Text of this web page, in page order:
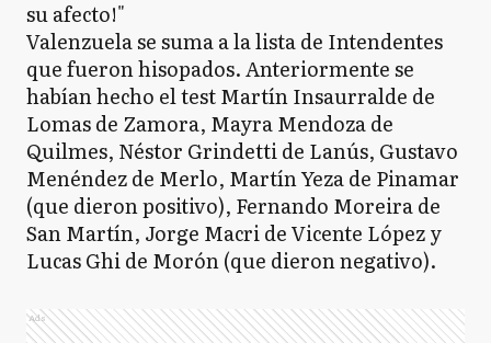
su afecto!"
Valenzuela se suma a la lista de Intendentes
que fueron hisopados. Anteriormente se
habían hecho el test Martín Insaurralde de
Lomas de Zamora, Mayra Mendoza de
Quilmes, Néstor Grindetti de Lanús, Gustavo
Menéndez de Merlo, Martín Yeza de Pinamar
(que dieron positivo), Fernando Moreira de
San Martín, Jorge Macri de Vicente López y
Lucas Ghi de Morón (que dieron negativo).
Ads